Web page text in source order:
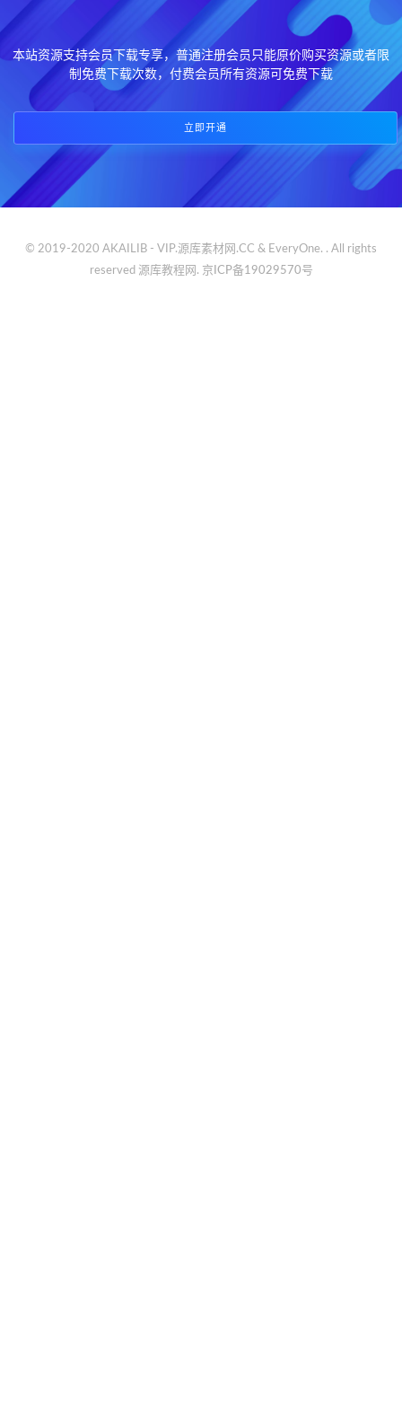
本站资源支持会员下载专享，普通注册会员只能原价购买资源或者限
制免费下载次数，付费会员所有资源可免费下载
立即开通
© 2019-2020 AKAILIB - VIP.源库素材网.CC & EveryOne. . All rights
reserved 源库教程网. 京ICP备19029570号